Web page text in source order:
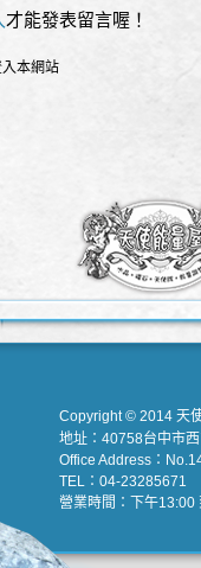
才能發表留言喔！
本網站
Copyright © 2014 天
地址：40758台中市
Office Address：
TEL：04-23285671
營業時間：下午13:00